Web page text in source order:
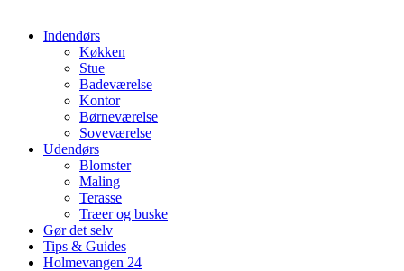
Indendørs
Køkken
Stue
Badeværelse
Kontor
Børneværelse
Soveværelse
Udendørs
Blomster
Maling
Terasse
Træer og buske
Gør det selv
Tips & Guides
Holmevangen 24